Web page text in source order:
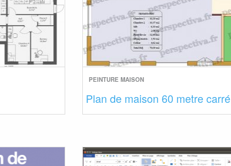
PEINTURE MAISON
Plan de maison 60 metre carré